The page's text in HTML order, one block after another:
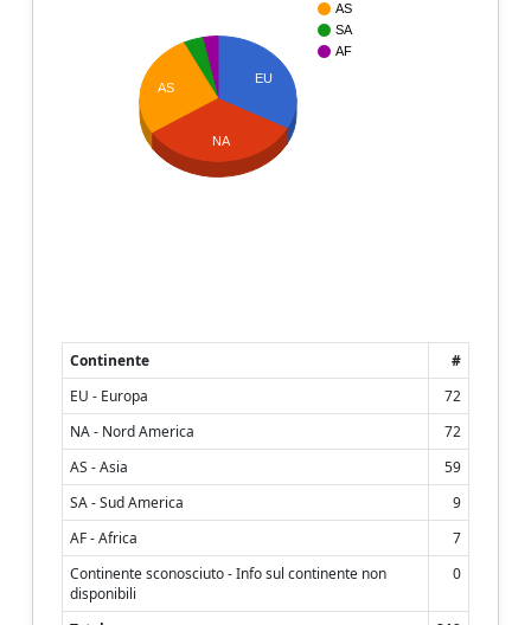
AS
SA
AF
EU
AS
NA
Continente
#
EU - Europa
72
NA - Nord America
72
AS - Asia
59
SA - Sud America
9
AF - Africa
7
Continente sconosciuto - Info sul continente non
disponibili
0